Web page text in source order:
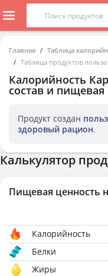
Главная
Таблица
Таблица продуктов
Калорийность
состав и пищевая
Продукт создан
здоровый рацион.
Калькулятор
Пищевая ценность
Калорийность
Белки
Жиры